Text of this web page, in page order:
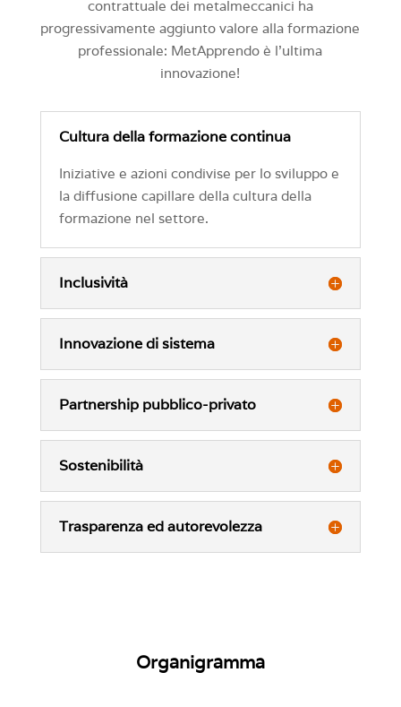
contrattuale dei metalmeccanici ha
progressivamente aggiunto valore alla formazione
professionale: MetApprendo è l’ultima
innovazione!
Cultura della formazione continua
Iniziative e azioni condivise per lo sviluppo e
la diffusione capillare della cultura della
formazione nel settore.
Inclusività
Innovazione di sistema
Partnership pubblico-privato
Sostenibilità
Trasparenza ed autorevolezza
Organigramma